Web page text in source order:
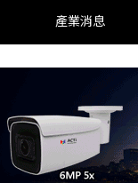
產業消息